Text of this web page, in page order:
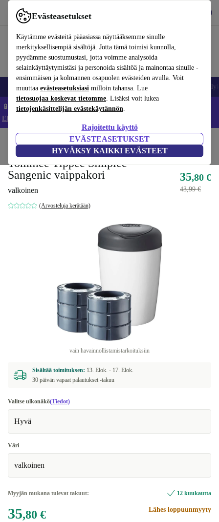
Evästeasetukset
Käytämme evästeitä pääasiassa näyttääksemme sinulle
merkityksellisempiä sisältöjä. Jotta tämä toimisi kunnolla,
pyydämme suostumustasi, jotta voimme analysoida
selainkäyttäytymistäsi ja personoida sisältöä ja mainontaa sinulle -
ensimmäisen ja kolmannen osapuolen evästeiden avulla. Voit
muuttaa evästeasetuksiasi milloin tahansa. Lue
tietosuojaa koskevat tietomme. Lisäksi voit lukea
tietojenkäsittelijän evästekäytännön.
Rajoitettu käyttö
EVÄSTEASETUKSET
HYVÄKSY KAIKKI EVÄSTEET
Käytä refurbed-palvelua nopeasti ja helposti
Matkapuhelimet ja älypuhelimet Kannettavat tietokoneet
📱 Säästä 5 % LISÄÄ iPhoneista – Koodi: IPHONEDEAL –
Ehdot ja säännöt
Potat ja pesut Vaippa-ämpärit
Tommee Tippee Simplee
Sangenic vaippakori
valkoinen
(Arvosteluja kerätään)
35,80 €
43,99 €
vain havainnollistamistarkoituksiin
Sisältää toimituksen: 13. Elok. - 17. Elok.
30 päivän vapaat palautukset -takuu
Valitse ulkonäkö(Tiedot)
Hyvä
Väri
valkoinen
Myyjän mukana tulevat takuut: 12 kuukautta
35,80 € Lähes loppuunmyyty